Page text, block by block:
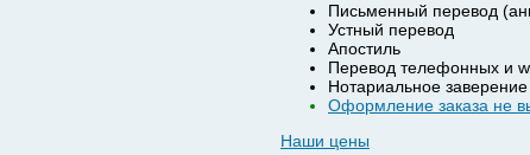
Письменный перевод
Устный перевод
Апостиль
Перевод телефонных и
Нотариальное заверение
Оформление заказа не
Наши цены